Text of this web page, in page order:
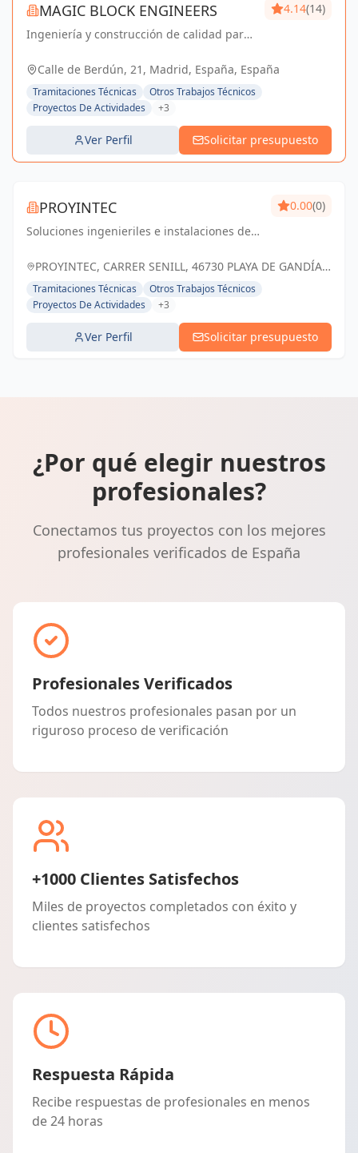
MAGIC BLOCK ENGINEERS
Ingeniería y construcción de calidad para
Nueva.
4.14(14)
Calle de Berdún, 21, Madrid, España, España
Tramitaciones Técnicas
Otros Trabajos Técnicos
Proyectos De Actividades
+3
Ver Perfil Solicitar presupuesto
PROYINTEC
Soluciones ingenieriles e instalaciones de
con el éxito de cada proyecto.
0.00(0)
PROYINTEC, CARRER SENILL, 46730 PLAYA DE GANDÍA,
ESPAÑA, España
Tramitaciones Técnicas
Otros Trabajos Técnicos
Proyectos De Actividades
+3
Ver Perfil Solicitar presupuesto
¿Por qué elegir nuestros
profesionales?
Conectamos tus proyectos con los mejores
profesionales verificados de España
Profesionales Verificados
Todos nuestros profesionales pasan por un
riguroso proceso de verificación
+1000 Clientes Satisfechos
Miles de proyectos completados con éxito y
clientes satisfechos
Respuesta Rápida
Recibe respuestas de profesionales en menos
de 24 horas